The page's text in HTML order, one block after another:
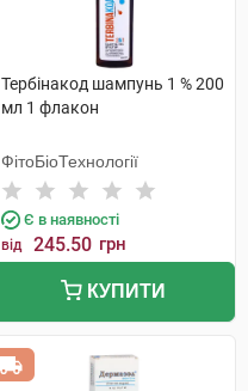
Тербінакод шампунь 1 % 200
мл 1 флакон
ФітоБіоТехнології
Є в наявності
від 245.50 грн
КУПИТИ